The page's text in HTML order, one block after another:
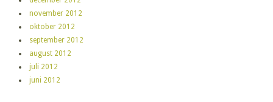
november 2012
oktober 2012
september 2012
august 2012
juli 2012
juni 2012